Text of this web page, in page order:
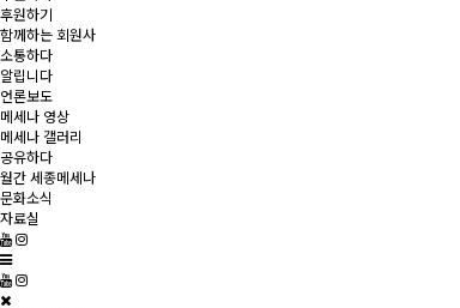
후원하기
함께하는 회원사
소통하다
알립니다
언론보도
메세나 영상
메세나 갤러리
공유하다
월간 세종메세나
문화소식
자료실